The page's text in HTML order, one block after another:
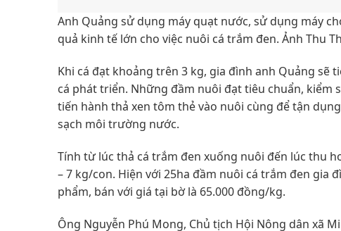
Anh Quảng sử dụng máy quạt nước, sử dụng máy
quả kinh tế lớn cho việc nuôi cá trắm đen. Ảnh Thu
Khi cá đạt khoảng trên 3 kg, gia đình anh Quảng
cá phát triển. Những đầm nuôi đạt tiêu chuẩn, kiểm
tiến hành thả xen tôm thẻ vào nuôi cùng để tận
sạch môi trường nước.
Tính từ lúc thả cá trắm đen xuống nuôi đến lúc thu
– 7 kg/con. Hiện với 25ha đầm nuôi cá trắm đen gia
phẩm, bán với giá tại bờ là 65.000 đồng/kg.
Ông Nguyễn Phú Mong, Chủ tịch Hội Nông dân xã